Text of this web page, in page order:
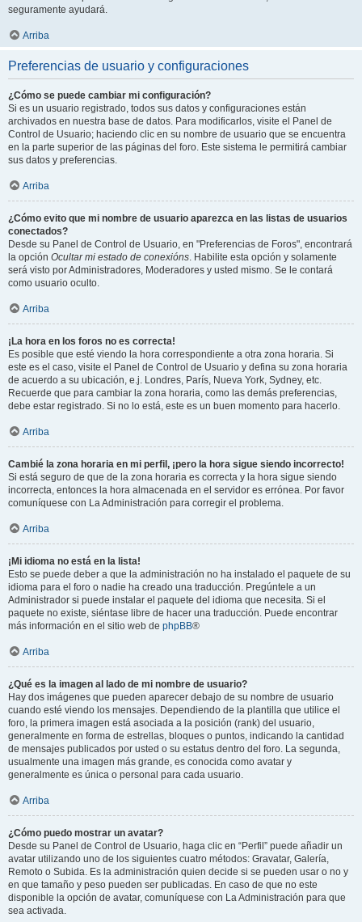
seguramente ayudará.
Arriba
Preferencias de usuario y configuraciones
¿Cómo se puede cambiar mi configuración?
Si es un usuario registrado, todos sus datos y configuraciones están
archivados en nuestra base de datos. Para modificarlos, visite el Panel de
Control de Usuario; haciendo clic en su nombre de usuario que se encuentra
en la parte superior de las páginas del foro. Este sistema le permitirá cambiar
sus datos y preferencias.
Arriba
¿Cómo evito que mi nombre de usuario aparezca en las listas de usuarios
conectados?
Desde su Panel de Control de Usuario, en "Preferencias de Foros", encontrará
la opción Ocultar mi estado de conexións. Habilite esta opción y solamente
será visto por Administradores, Moderadores y usted mismo. Se le contará
como usuario oculto.
Arriba
¡La hora en los foros no es correcta!
Es posible que esté viendo la hora correspondiente a otra zona horaria. Si
este es el caso, visite el Panel de Control de Usuario y defina su zona horaria
de acuerdo a su ubicación, e.j. Londres, París, Nueva York, Sydney, etc.
Recuerde que para cambiar la zona horaria, como las demás preferencias,
debe estar registrado. Si no lo está, este es un buen momento para hacerlo.
Arriba
Cambié la zona horaria en mi perfil, ¡pero la hora sigue siendo incorrecto!
Si está seguro de que de la zona horaria es correcta y la hora sigue siendo
incorrecta, entonces la hora almacenada en el servidor es errónea. Por favor
comuníquese con La Administración para corregir el problema.
Arriba
¡Mi idioma no está en la lista!
Esto se puede deber a que la administración no ha instalado el paquete de su
idioma para el foro o nadie ha creado una traducción. Pregúntele a un
Administrador si puede instalar el paquete del idioma que necesita. Si el
paquete no existe, siéntase libre de hacer una traducción. Puede encontrar
más información en el sitio web de phpBB®
Arriba
¿Qué es la imagen al lado de mi nombre de usuario?
Hay dos imágenes que pueden aparecer debajo de su nombre de usuario
cuando esté viendo los mensajes. Dependiendo de la plantilla que utilice el
foro, la primera imagen está asociada a la posición (rank) del usuario,
generalmente en forma de estrellas, bloques o puntos, indicando la cantidad
de mensajes publicados por usted o su estatus dentro del foro. La segunda,
usualmente una imagen más grande, es conocida como avatar y
generalmente es única o personal para cada usuario.
Arriba
¿Cómo puedo mostrar un avatar?
Desde su Panel de Control de Usuario, haga clic en “Perfil” puede añadir un
avatar utilizando uno de los siguientes cuatro métodos: Gravatar, Galería,
Remoto o Subida. Es la administración quien decide si se pueden usar o no y
en que tamaño y peso pueden ser publicadas. En caso de que no este
disponible la opción de avatar, comuníquese con La Administración para que
sea activada.